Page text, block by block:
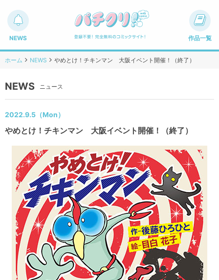
NEWS 作品一覧
ホーム NEWS やめとけ！チキンマン 大阪イベント開催！（終了）
NEWS ニュース
2022.9.5（Mon）
やめとけ！チキンマン 大阪イベント開催！（終了）